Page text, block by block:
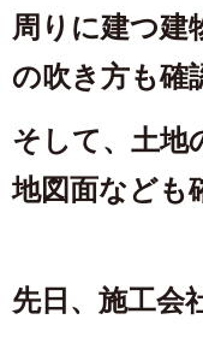
周りに建つ建
の吹き方も確
そして、土地
地図面なども
先日、施工会